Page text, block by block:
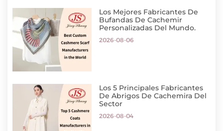
Los Mejores Fabricantes De
Bufandas De Cachemir
Personalizadas Del Mundo.
2026-08-06
Los 5 Principales Fabricantes
De Abrigos De Cachemira Del
Sector
2026-08-04